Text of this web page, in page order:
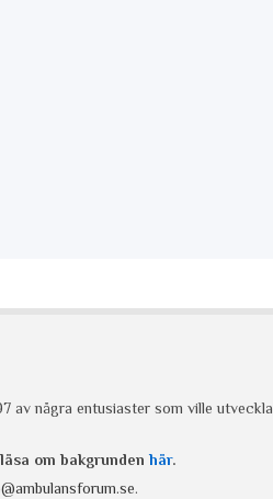
av några entusiaster som ville utveckla
om bakgrunden här.
.